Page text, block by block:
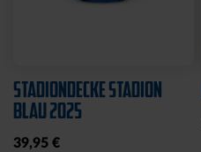
STADIONDECKE STADION
BLAU 2025
39,95 €